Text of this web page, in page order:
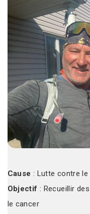
Cause : Lutte contre le
Objectif : Recueillir
le cancer